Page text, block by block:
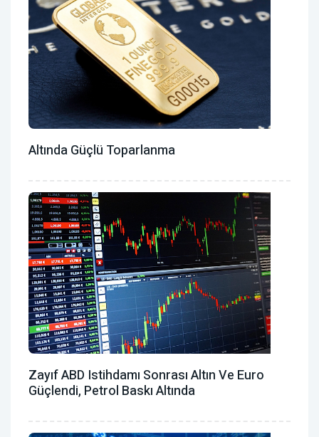
Altında Güçlü Toparlanma
Zayıf ABD Istihdamı Sonrası Altın Ve Euro
Güçlendi, Petrol Baskı Altında